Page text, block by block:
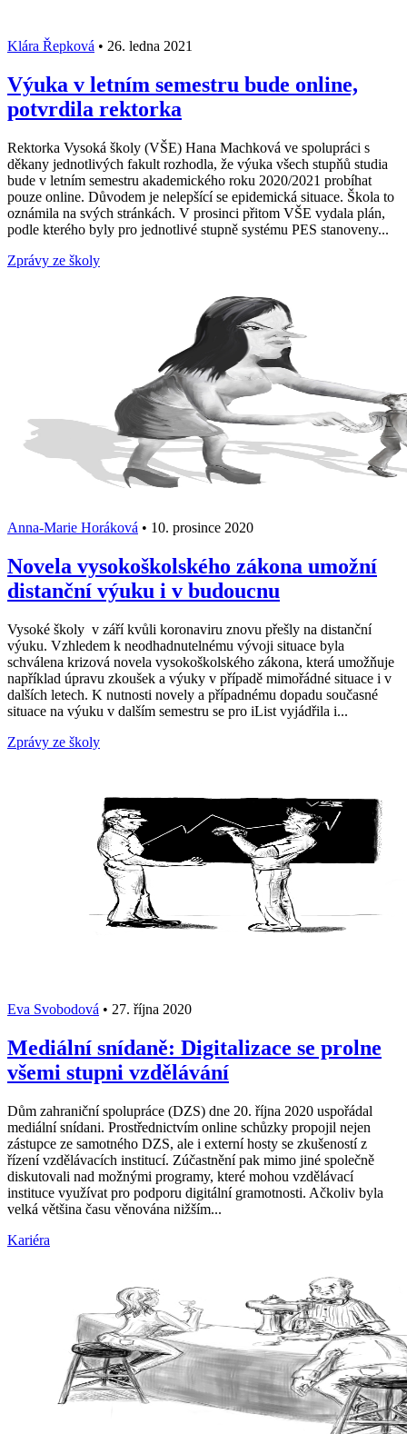
Klára Řepková • 26. ledna 2021
Výuka v letním semestru bude online,
potvrdila rektorka
Rektorka Vysoká školy (VŠE) Hana Machková ve spolupráci s
děkany jednotlivých fakult rozhodla, že výuka všech stupňů studia
bude v letním semestru akademického roku 2020/2021 probíhat
pouze online. Důvodem je nelepšící se epidemická situace. Škola to
oznámila na svých stránkách. V prosinci přitom VŠE vydala plán,
podle kterého byly pro jednotlivé stupně systému PES stanoveny...
Zprávy ze školy
Anna-Marie Horáková • 10. prosince 2020
Novela vysokoškolského zákona umožní
distanční výuku i v budoucnu
Vysoké školy v září kvůli koronaviru znovu přešly na distanční
výuku. Vzhledem k neodhadnutelnému vývoji situace byla
schválena krizová novela vysokoškolského zákona, která umožňuje
například úpravu zkoušek a výuky v případě mimořádné situace i v
dalších letech. K nutnosti novely a případnému dopadu současné
situace na výuku v dalším semestru se pro iList vyjádřila i...
Zprávy ze školy
Eva Svobodová • 27. října 2020
Mediální snídaně: Digitalizace se prolne
všemi stupni vzdělávání
Dům zahraniční spolupráce (DZS) dne 20. října 2020 uspořádal
mediální snídani. Prostřednictvím online schůzky propojil nejen
zástupce ze samotného DZS, ale i externí hosty se zkušeností z
řízení vzdělávacích institucí. Zúčastnění pak mimo jiné společně
diskutovali nad možnými programy, které mohou vzdělávací
instituce využívat pro podporu digitální gramotnosti. Ačkoliv byla
velká většina času věnována nižším...
Kariéra